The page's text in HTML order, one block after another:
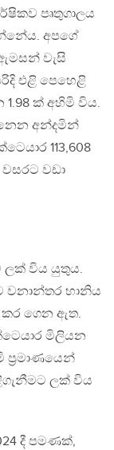
පෘතුගාලය
අපගේ
වැසි
එළි පෙහෙළි
ක් අහිමි විය.
අන්දමින්
113,608
වඩා
ලක් විය යුතුය.
වනාන්තර හානිය
කර ගෙන ඇත.
මිලියන
ප්‍රමාණයෙන්
ලක් විය
දී පමණක්,